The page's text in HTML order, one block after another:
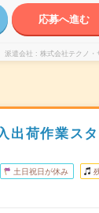
応募へ進む
派遣会社 株式会社テクノ・
出荷作業ス
土日祝日が休み